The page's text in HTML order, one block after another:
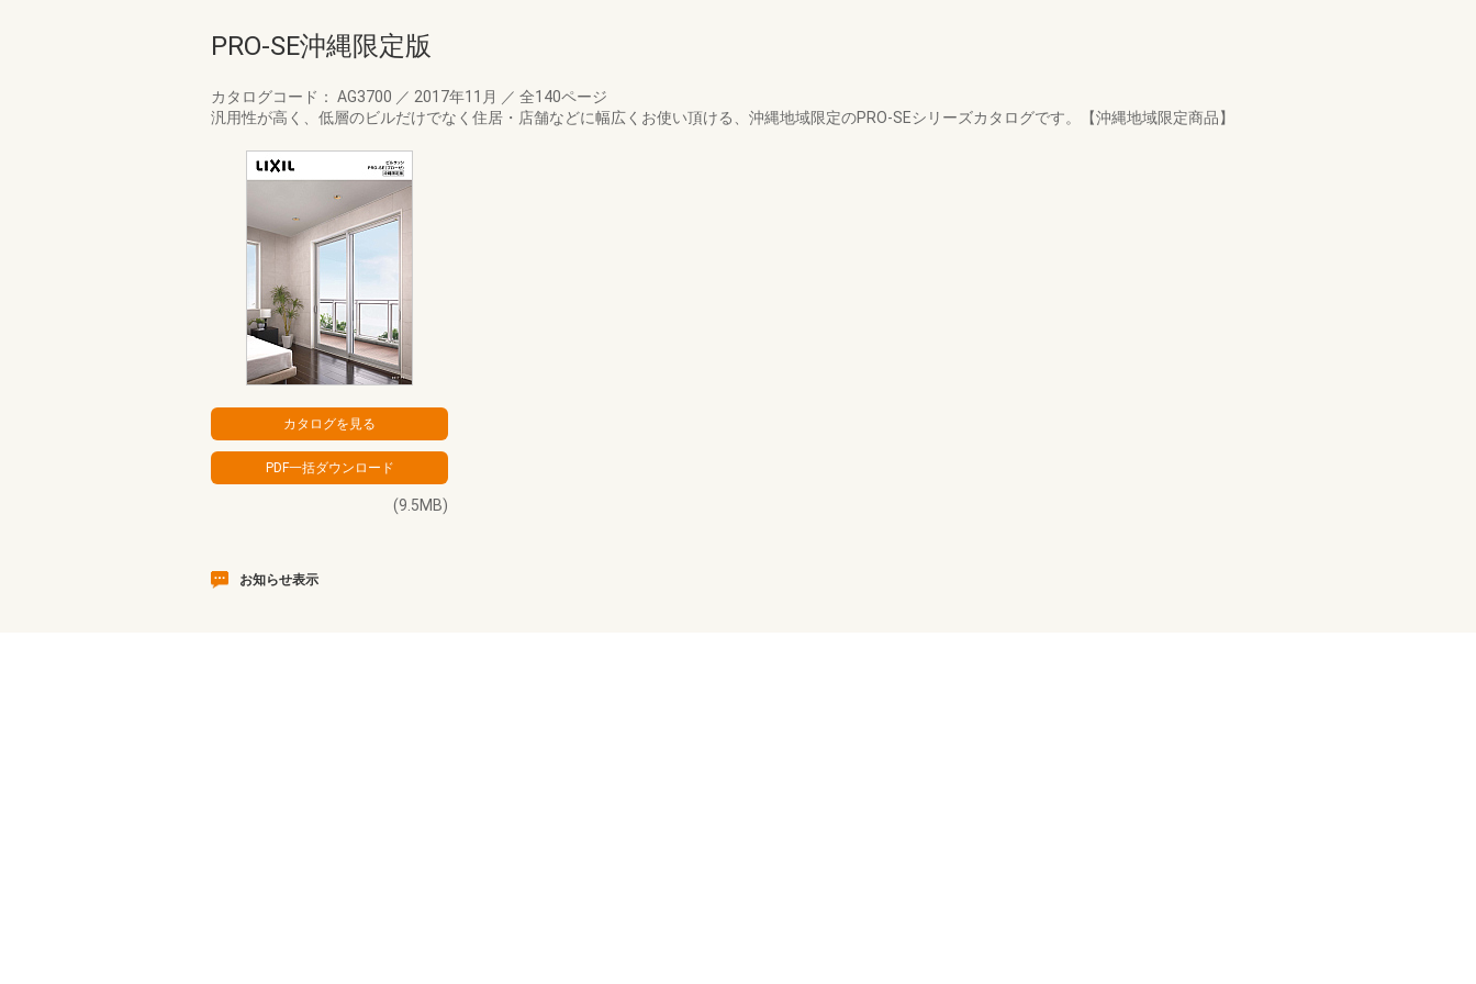
PRO-SE沖縄限定版
カタログコード： AG3700 ／ 2017年11月 ／ 全140ページ
汎用性が高く、低層のビルだけでなく住居・店舗などに幅広くお使い頂ける、沖縄地域限定のPRO-SEシリーズカタログです。【沖縄地域限定商品】
(9.5MB)
お知らせ表示